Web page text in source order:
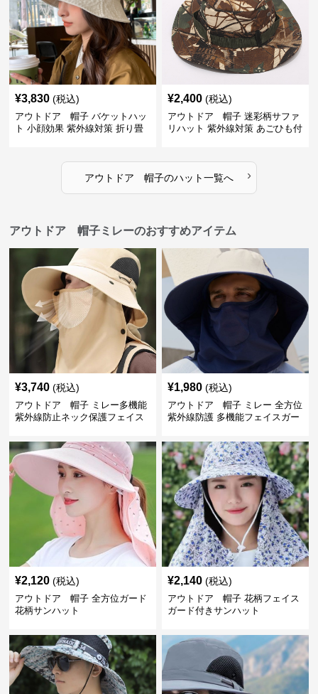
¥3,830 (税込)
アウトドア 帽子 バケットハッ
ト 小顔効果 紫外線対策 折り畳
¥2,400 (税込)
アウトドア 帽子 迷彩柄サファ
リハット 紫外線対策 あごひも付
アウトドア 帽子のハット一覧へ ›
アウトドア 帽子ミレーのおすすめアイテム
¥3,740 (税込)
アウトドア 帽子 ミレー多機能
紫外線防止ネック保護フェイス
¥1,980 (税込)
アウトドア 帽子 ミレー 全方位
紫外線防護 多機能フェイスガー
¥2,120 (税込)
アウトドア 帽子 全方位ガード
花柄サンハット
¥2,140 (税込)
アウトドア 帽子 花柄フェイス
ガード付きサンハット